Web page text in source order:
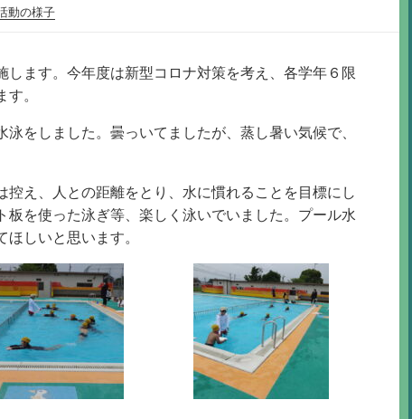
動の様子
ます。今年度は新型コロナ対策を考え、各学年６限
。
をしました。曇っいてましたが、蒸し暑い気候で、
え、人との距離をとり、水に慣れることを目標にし
を使った泳ぎ等、楽しく泳いでいました。プール水
しいと思います。